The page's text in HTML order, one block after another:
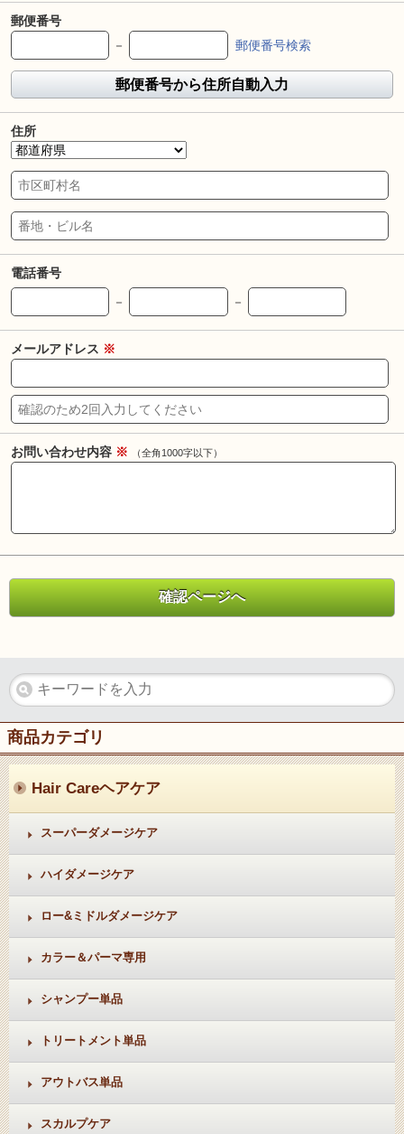
郵便番号
－
郵便番号検索
郵便番号から住所自動入力
住所
電話番号
－
－
メールアドレス ※
お問い合わせ内容 ※ （全角1000字以下）
商品カテゴリ
Hair Careヘアケア
スーパーダメージケア
ハイダメージケア
ロー&ミドルダメージケア
カラー＆パーマ専用
シャンプー単品
トリートメント単品
アウトバス単品
スカルプケア